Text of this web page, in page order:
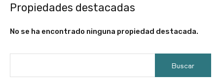
Propiedades destacadas
No se ha encontrado ninguna propiedad destacada.